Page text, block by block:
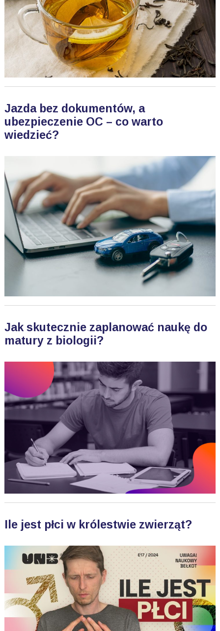
Jazda bez dokumentów, a
ubezpieczenie OC – co warto
wiedzieć?
Jak skutecznie zaplanować naukę do
matury z biologii?
Ile jest płci w królestwie zwierząt?